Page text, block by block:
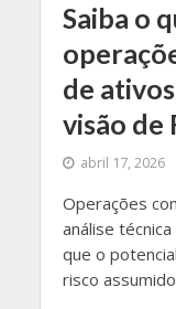
Saiba o
de
visão de
abril 17, 2026
Operações
análise
que o
risco